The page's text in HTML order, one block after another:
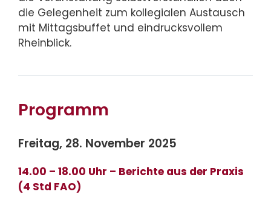
die Gelegenheit zum kollegialen Austausch
mit Mittagsbuffet und eindrucksvollem
Rheinblick.
Programm
Freitag, 28. November 2025
14.00 – 18.00 Uhr – Berichte aus der Praxis
(4 Std FAO)